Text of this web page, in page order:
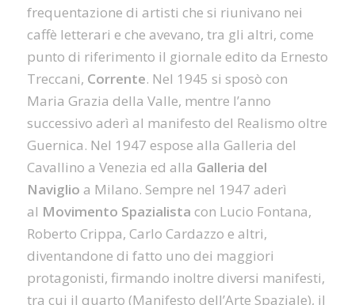
frequentazione di artisti che si riunivano nei
caffè letterari e che avevano, tra gli altri, come
punto di riferimento il giornale edito da Ernesto
Treccani, Corrente. Nel 1945 si sposò con
Maria Grazia della Valle, mentre l’anno
successivo aderì al manifesto del Realismo oltre
Guernica. Nel 1947 espose alla Galleria del
Cavallino a Venezia ed alla Galleria del
Naviglio a Milano. Sempre nel 1947 aderì
al Movimento Spazialista con Lucio Fontana,
Roberto Crippa, Carlo Cardazzo e altri,
diventandone di fatto uno dei maggiori
protagonisti, firmando inoltre diversi manifesti,
tra cui il quarto (Manifesto dell’Arte Spaziale), il